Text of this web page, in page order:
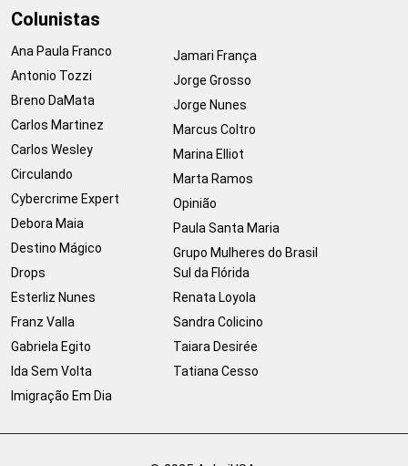
Colunistas
Ana Paula Franco
Antonio Tozzi
Breno DaMata
Carlos Martinez
Carlos Wesley
Circulando
Cybercrime Expert
Debora Maia
Destino Mágico
Drops
Esterliz Nunes
Franz Valla
Gabriela Egito
Ida Sem Volta
Imigração Em Dia
Jamari França
Jorge Grosso
Jorge Nunes
Marcus Coltro
Marina Elliot
Marta Ramos
Opinião
Paula Santa Maria
Grupo Mulheres do Brasil
Sul da Flórida
Renata Loyola
Sandra Colicino
Taiara Desirée
Tatiana Cesso